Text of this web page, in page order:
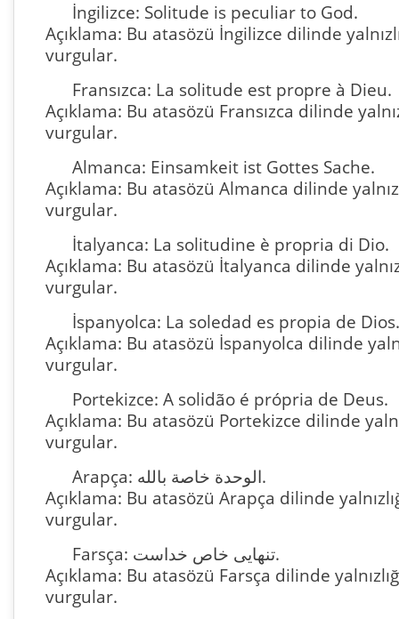
İngilizce: Solitude is peculiar to God.
Açıklama: Bu atasözü İngilizce dilinde
vurgular.
Fransızca: La solitude est propre à Dieu.
Açıklama: Bu atasözü Fransızca dilinde
vurgular.
Almanca: Einsamkeit ist Gottes Sache.
Açıklama: Bu atasözü Almanca dilinde
vurgular.
İtalyanca: La solitudine è propria di Dio.
Açıklama: Bu atasözü İtalyanca dilinde
vurgular.
İspanyolca: La soledad es propia de Dios.
Açıklama: Bu atasözü İspanyolca dilinde
vurgular.
Portekizce: A solidão é própria de Deus.
Açıklama: Bu atasözü Portekizce dilinde
vurgular.
Arapça: الوحدة خاصة بالله.
Açıklama: Bu atasözü Arapça dilinde
vurgular.
Farsça: تنهایی خاص خداست.
Açıklama: Bu atasözü Farsça dilinde
vurgular.